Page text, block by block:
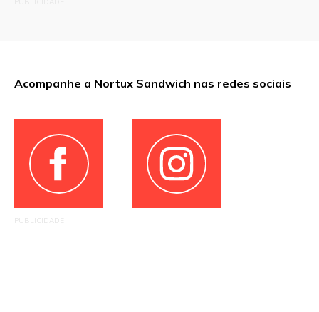
Acompanhe a Nortux Sandwich nas redes sociais
PUBLICIDADE